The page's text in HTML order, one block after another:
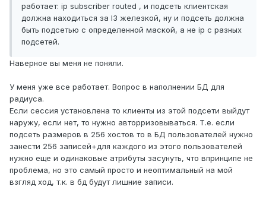
работает: ip subscriber routed , и подсеть клиентская
должна находиться за l3 железкой, ну и подсеть должна
быть подсетью с определенной маской, а не ip с разных
подсетей.
Наверное вы меня не поняли.
У меня уже все работает. Вопрос в наполнении БД для
радиуса.
Если сессия установлена то клиенты из этой подсети выйдут
наружу, если нет, то нужно авторризовываться. Т.е. если
подсеть размеров в 256 хостов то в БД пользователей нужно
занести 256 записей+для каждого из этого пользователей
нужно еще и одинаковые атрибуты засунуть, что впринципе не
проблема, но это самый просто и неоптимальный на мой
взгляд ход, т.к. в бд будут лишние записи.